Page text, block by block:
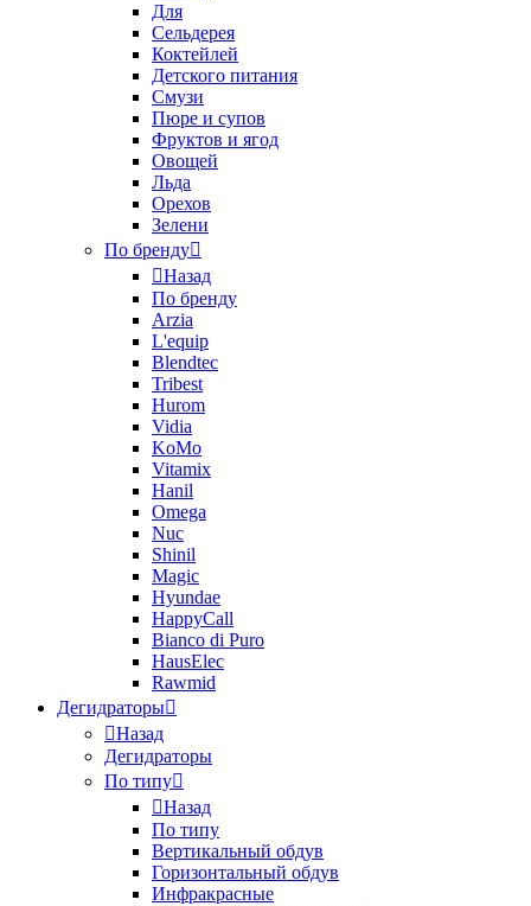
Для
Сельдерея
Коктейлей
Детского питания
Смузи
Пюре и супов
Фруктов и ягод
Овощей
Льда
Орехов
Зелени
По бренду
Назад
По бренду
Arzia
L'equip
Blendtec
Tribest
Hurom
Vidia
KoMo
Vitamix
Hanil
Omega
Nuc
Shinil
Magic
Hyundae
HappyCall
Bianco di Puro
HausElec
Rawmid
Дегидраторы
Назад
Дегидраторы
По типу
Назад
По типу
Вертикальный обдув
Горизонтальный обдув
Инфракрасные